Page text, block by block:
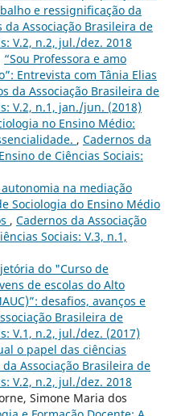
e ressignificação da
da Associação Brasileira de
V.2, n.2, jul./dez. 2018
“Sou Professora e amo
Entrevista com Tânia Elias
da Associação Brasileira de
V.2, n.1, jan./jun. (2018)
no Ensino Médio:
, Cadernos da
de Ciências Sociais:
autonomia na mediação
Sociologia do Ensino Médio
, Cadernos da Associação
Sociais: V.3, n.1,
do "Curso de
de escolas do Alto
desafios, avanços e
Brasileira de
V.1, n.2, jul./dez. (2017)
o papel das ciências
Associação Brasileira de
V.2, n.2, jul./dez. 2018
Simone Maria dos